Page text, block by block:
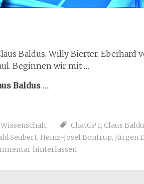
Baldus, Willy Bierter, Eberhard
Beginnen wir mit …
Baldus ….
Wissenschaft ChatGPT, Claus
Seubert, Heinz-Josef Bontrup, Jürgen
hinterlassen